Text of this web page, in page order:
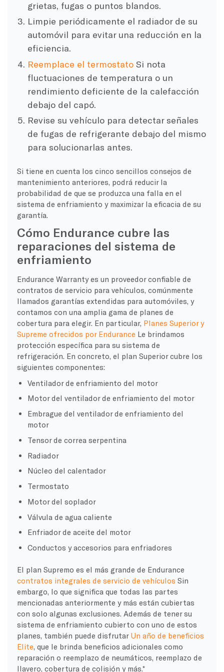
grietas, fugas o puntos blandos.
Limpie periódicamente el radiador de su
automóvil para evitar una reducción en la
eficiencia.
Reemplace el termostato Si nota
fluctuaciones de temperatura o un
rendimiento deficiente de la calefacción
debajo del capó.
Revise su vehículo para detectar señales
de fugas de refrigerante debajo del mismo
para solucionarlas antes.
Si tiene en cuenta los cinco sencillos consejos de
mantenimiento anteriores, podrá reducir la
probabilidad de que se produzca una falla en el
sistema de enfriamiento y maximizar la eficacia de su
garantía.
Cómo Endurance cubre las
reparaciones del sistema de
enfriamiento
Endurance Warranty es un proveedor confiable de
contratos de servicio para vehículos, comúnmente
llamados garantías extendidas para automóviles, y
contamos con una amplia gama de planes de
cobertura para elegir. En particular, Planes Superior y
Supreme ofrecidos por Endurance Le brindamos
protección específica para su sistema de
refrigeración. En concreto, el plan Superior cubre los
siguientes componentes:
Ventilador de enfriamiento del motor
Motor del ventilador de enfriamiento del motor
Embrague del ventilador de enfriamiento del
motor
Tensor de correa serpentina
Radiador
Núcleo del calentador
Termostato
Motor del soplador
Válvula de agua caliente
Enfriador de aceite del motor
Conductos y accesorios para enfriadores
El plan Supremo es el más grande de Endurance
contratos integrales de servicio de vehículos Sin
embargo, lo que significa que todas las partes
mencionadas anteriormente y más están cubiertas
con solo algunas exclusiones. Además de tener su
sistema de enfriamiento cubierto con uno de estos
planes, también puede disfrutar Un año de beneficios
Elite, que le brinda beneficios adicionales como
reparación o reemplazo de neumáticos, reemplazo de
llavero, cobertura de colisión y más.*